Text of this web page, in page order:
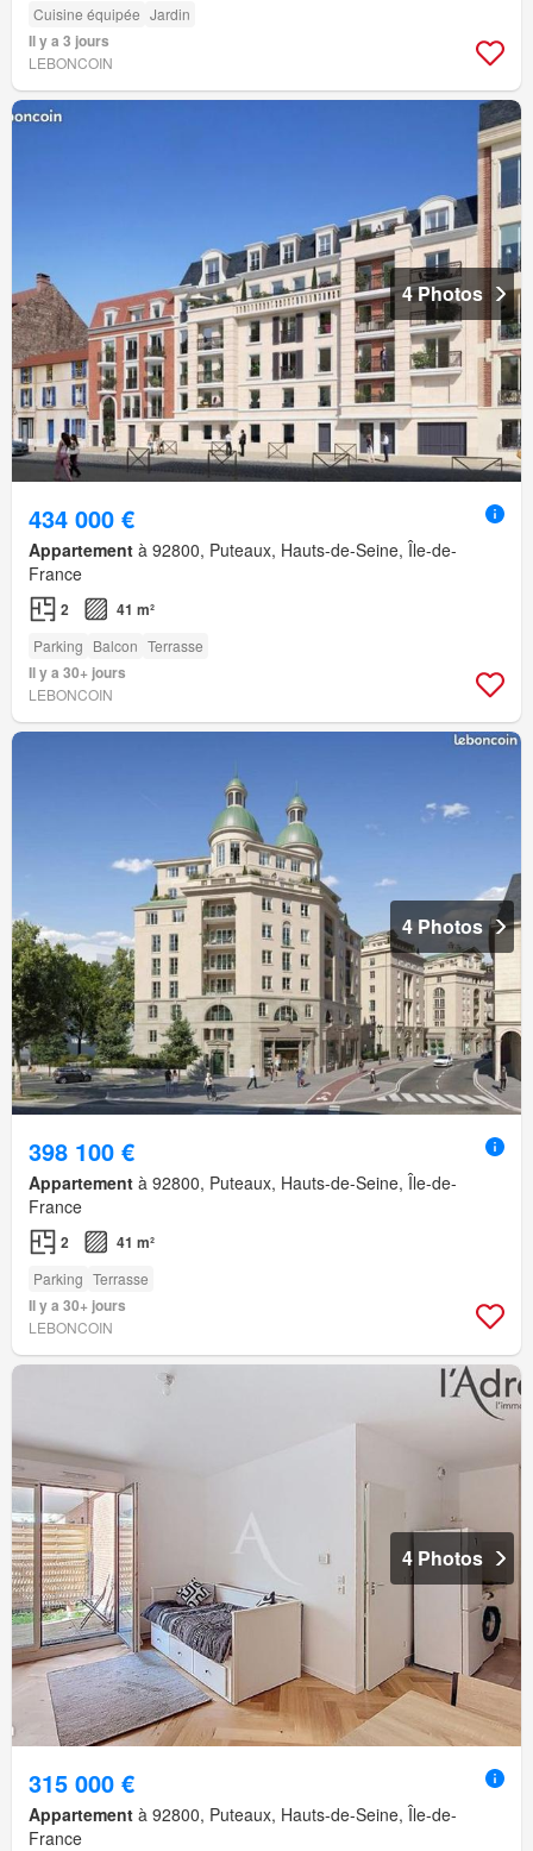
Cuisine équipée Jardin
Il y a 3 jours
LEBONCOIN
4 Photos
434 000 €
Appartement à 92800, Puteaux, Hauts-de-Seine, Île-de-
France
2 41 m²
Parking Balcon Terrasse
Il y a 30+ jours
LEBONCOIN
4 Photos
398 100 €
Appartement à 92800, Puteaux, Hauts-de-Seine, Île-de-
France
2 41 m²
Parking Terrasse
Il y a 30+ jours
LEBONCOIN
4 Photos
315 000 €
Appartement à 92800, Puteaux, Hauts-de-Seine, Île-de-
France